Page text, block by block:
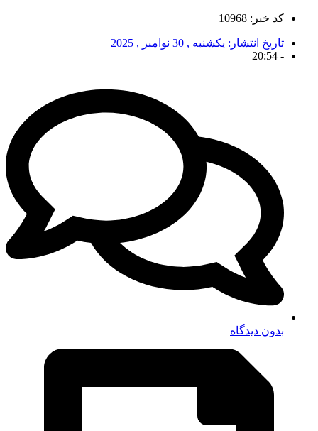
کد خبر: 10968
تاریخ انتشار: یکشنبه , 30 نوامبر , 2025
-
20:54
بدون دیدگاه